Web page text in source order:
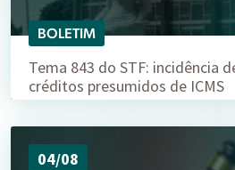
BOLETIM
Tema 843 do STF: incidência
créditos presumidos de ICMS
04/08